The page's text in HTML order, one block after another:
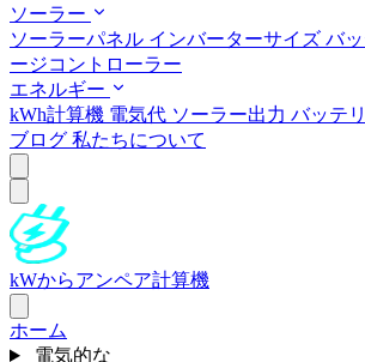
ソーラー
ソーラーパネル インバーターサイズ バ
ージコントローラー
エネルギー
kWh計算機 電気代 ソーラー出力 バッテ
ブログ 私たちについて
kWからアンペア計算機
ホーム
電気的な